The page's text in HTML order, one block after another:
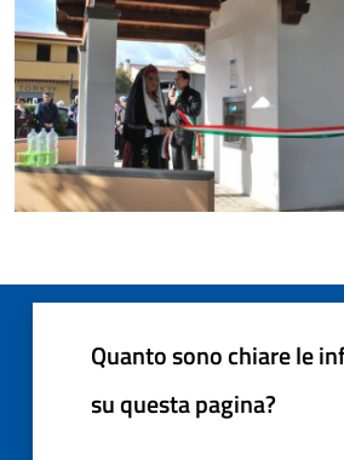
Quanto sono chiare le
su questa pagina?